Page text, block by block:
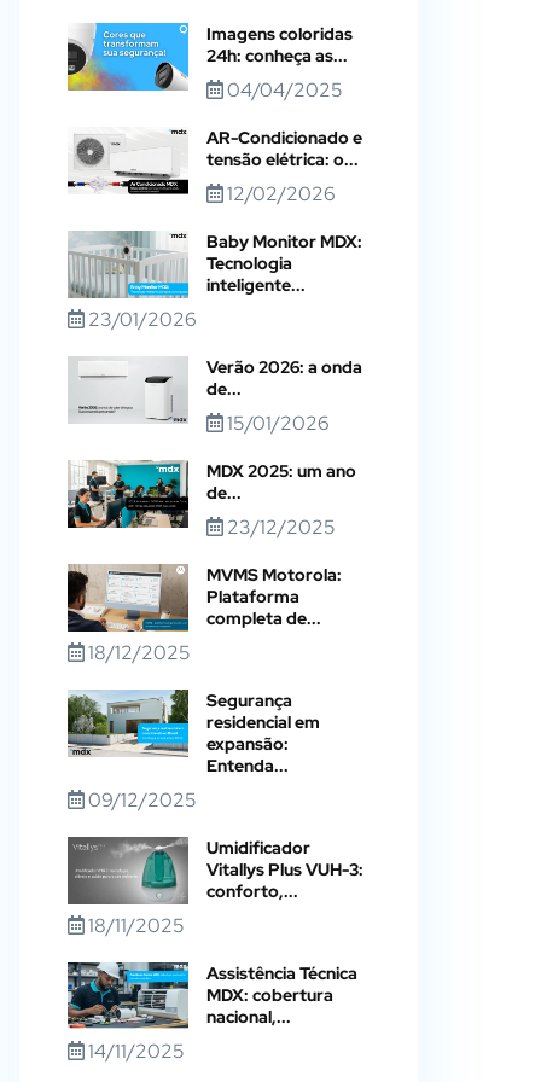
Imagens coloridas
24h: conheça as...
04/04/2025
AR-Condicionado e
tensão elétrica: o...
12/02/2026
Baby Monitor MDX:
Tecnologia
inteligente...
23/01/2026
Verão 2026: a onda
de...
15/01/2026
MDX 2025: um ano
de...
23/12/2025
MVMS Motorola:
Plataforma
completa de...
18/12/2025
Segurança
residencial em
expansão:
Entenda...
09/12/2025
Umidificador
Vitallys Plus VUH-3:
conforto,...
18/11/2025
Assistência Técnica
MDX: cobertura
nacional,...
14/11/2025